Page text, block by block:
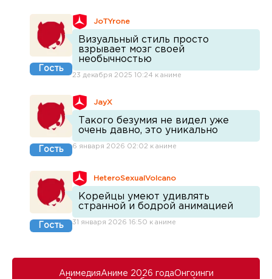
Гость
JoTYrone
Визуальный стиль просто
взрывает мозг своей
необычностью
23 декабря 2025 10:24 к аниме
Гость
JayX
Такого безумия не видел уже
очень давно, это уникально
6 января 2026 02:02 к аниме
Гость
HeteroSexualVolcano
Корейцы умеют удивлять
странной и бодрой анимацией
31 января 2026 16:50 к аниме
Анимедия Аниме 2026 годаОнгоинги